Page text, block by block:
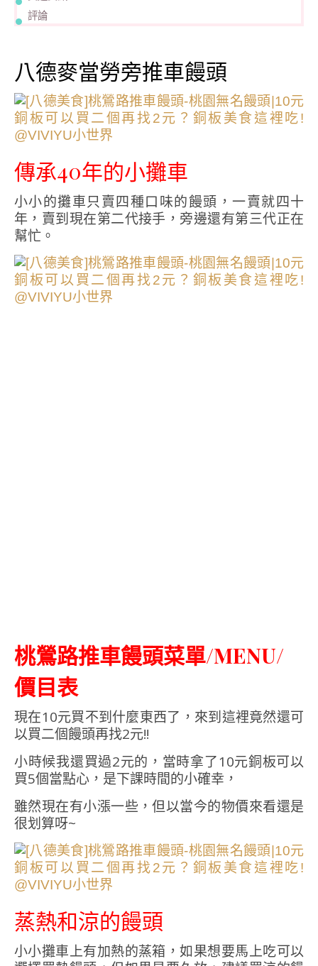
評論
八德麥當勞旁推車饅頭
傳承40年的小攤車
小小的攤車只賣四種口味的饅頭，一賣就四十
年，賣到現在第二代接手，旁邊還有第三代正在
幫忙。
桃鶯路推車饅頭菜單/MENU/
價目表
現在10元買不到什麼東西了，來到這裡竟然還可
以買二個饅頭再找2元!!
小時候我還買過2元的，當時拿了10元銅板可以
買5個當點心，是下課時間的小確幸，
雖然現在有小漲一些，但以當今的物價來看還是
很划算呀~
蒸熱和涼的饅頭
小小攤車上有加熱的蒸箱，如果想要馬上吃可以